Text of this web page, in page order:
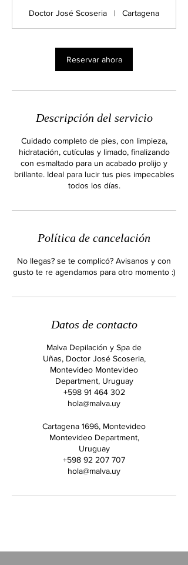
m
i
Doctor José Scoseria | Cartagena
Reservar ahora
Descripción del servicio
Cuidado completo de pies, con limpieza,
hidratación, cutículas y limado, finalizando
con esmaltado para un acabado prolijo y
brillante. Ideal para lucir tus pies impecables
todos los días.
Política de cancelación
No llegas? se te complicó? Avisanos y con
gusto te re agendamos para otro momento :)
Datos de contacto
Malva Depilación y Spa de
Uñas, Doctor José Scoseria,
Montevideo Montevideo
Department, Uruguay
+598 91 464 302
hola@malva.uy
Cartagena 1696, Montevideo
Montevideo Department,
Uruguay
+598 92 207 707
hola@malva.uy